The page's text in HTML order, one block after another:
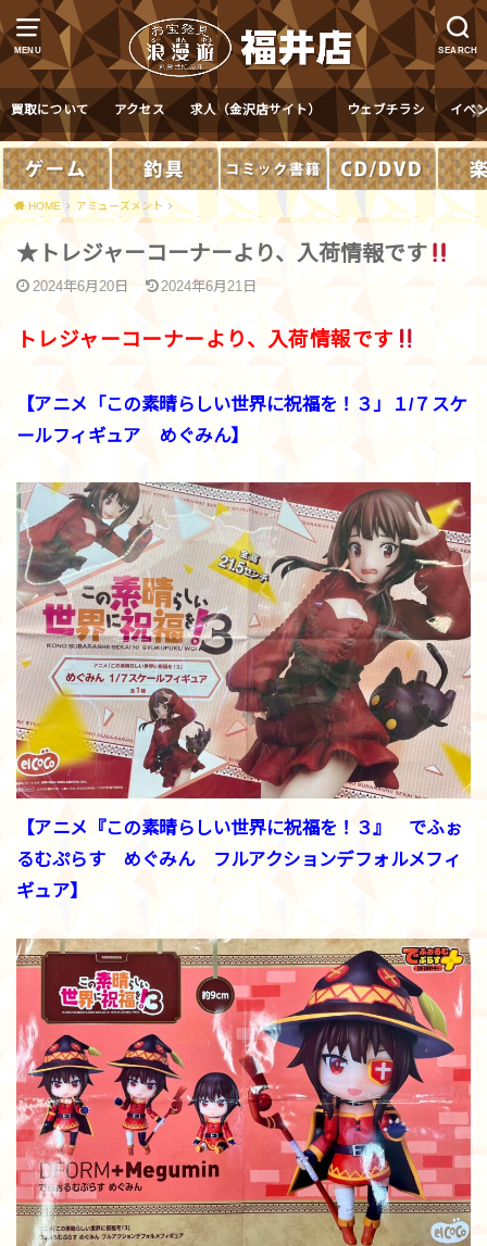
MENU SEARCH
買取について アクセス 求人（金沢店サイト） ウェブチラシ イベ
HOME アミューズメント
★トレジャーコーナーより、入荷情報です
2024年6月20日 2024年6月21日
トレジャーコーナーより、入荷情報です
【アニメ「この素晴らしい世界に祝福を！３」１/７スケ
ールフィギュア めぐみん】
【アニメ『この素晴らしい世界に祝福を！３』 でふぉ
るむぷらす めぐみん フルアクションデフォルメフィ
ギュア】